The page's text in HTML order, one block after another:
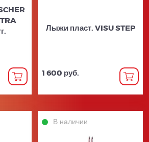
Лыжи пласт. VISU STEP
1 600 руб.
В наличии